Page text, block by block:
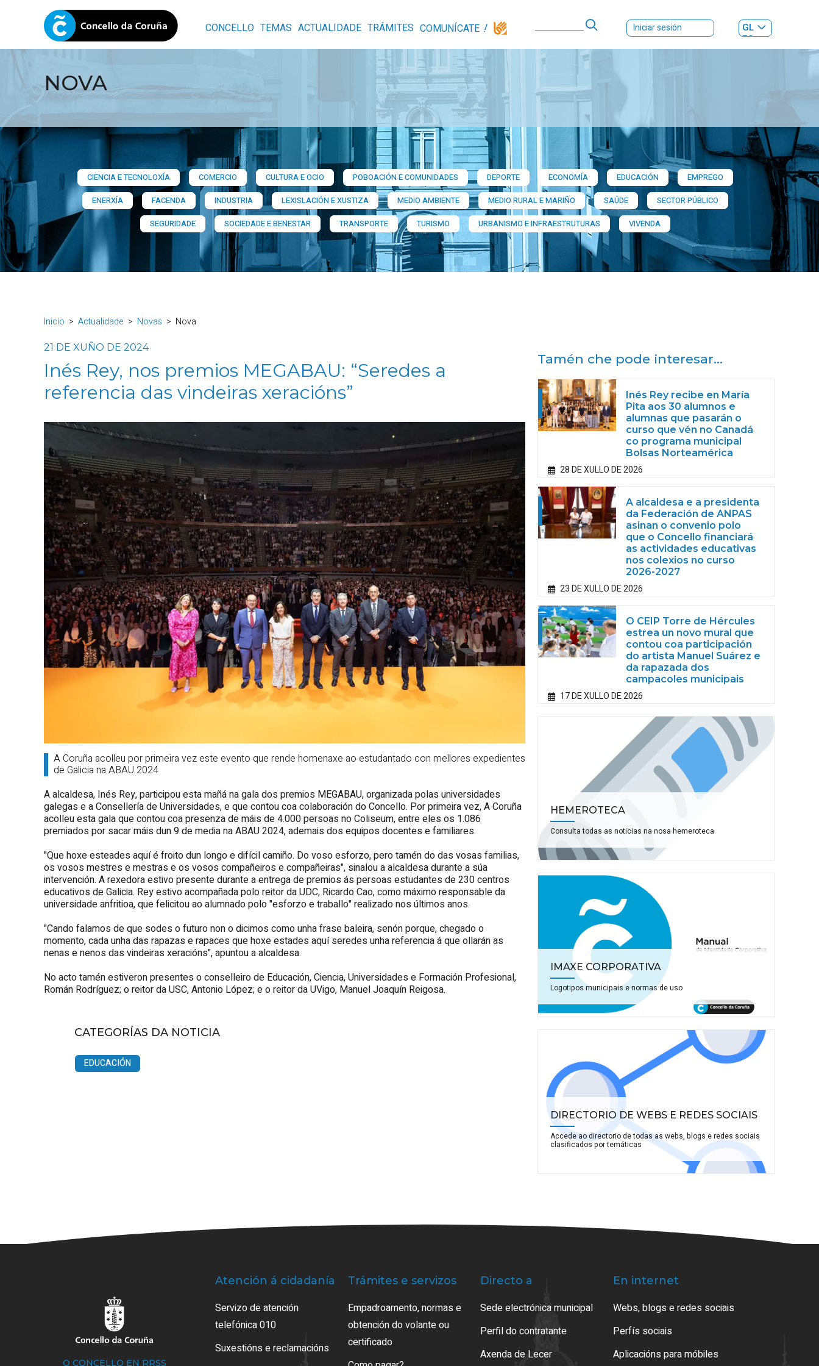
CONCELLO TEMAS ACTUALIDADE TRÁMITES COMUNÍCATE Iniciar sesión
GL
ES|
NOVA
CIENCIA E TECNOLOXÍA COMERCIO CULTURA E OCIO POBOACIÓN E COMUNIDADES DEPORTE ECONOMÍA EDUCACIÓN
EMPREGO
ENERXÍA
FACENDA INDUSTRIA LEXISLACIÓN E XUSTIZA MEDIO AMBIENTE MEDIO RURAL E MARIÑO SAÚDE
SECTOR PÚBLICO
SEGURIDADE
SOCIEDADE E BENESTAR TRANSPORTE TURISMO URBANISMO E INFRAESTRUTURAS VIVENDA
Inicio Actualidade Novas Nova
21 DE XUÑO DE 2024
Inés Rey, nos premios MEGABAU: “Seredes a
referencia das vindeiras xeracións”
A Coruña acolleu por primeira vez este evento que rende homenaxe ao estudantado con mellores expedientes
de Galicia na ABAU 2024
A alcaldesa, Inés Rey, participou esta mañá na gala dos premios MEGABAU, organizada polas universidades
galegas e a Consellería de Universidades, e que contou coa colaboración do Concello. Por primeira vez, A Coruña
acolleu esta gala que contou coa presenza de máis de 4.000 persoas no Coliseum, entre eles os 1.086
premiados por sacar máis dun 9 de media na ABAU 2024, ademais dos equipos docentes e familiares.
"Que hoxe esteades aquí é froito dun longo e difícil camiño. Do voso esforzo, pero tamén do das vosas familias,
os vosos mestres e mestras e os vosos compañeiros e compañeiras", sinalou a alcaldesa durante a súa
intervención. A rexedora estivo presente durante a entrega de premios ás persoas estudantes de 230 centros
educativos de Galicia. Rey estivo acompañada polo reitor da UDC, Ricardo Cao, como máximo responsable da
universidade anfritioa, que felicitou ao alumnado polo "esforzo e traballo" realizado nos últimos anos.
"Cando falamos de que sodes o futuro non o dicimos como unha frase baleira, senón porque, chegado o
momento, cada unha das rapazas e rapaces que hoxe estades aquí seredes unha referencia á que ollarán as
nenas e nenos das vindeiras xeracións", apuntou a alcaldesa.
No acto tamén estiveron presentes o conselleiro de Educación, Ciencia, Universidades e Formación Profesional,
Román Rodríguez; o reitor da USC, Antonio López; e o reitor da UVigo, Manuel Joaquín Reigosa.
CATEGORÍAS DA NOTICIA
EDUCACIÓN
Tamén che pode interesar...
Inés Rey recibe en María
Pita aos 30 alumnos e
alumnas que pasarán o
curso que vén no Canadá
co programa municipal
Bolsas Norteamérica
28 DE XULLO DE 2026
A alcaldesa e a presidenta
da Federación de ANPAS
asinan o convenio polo
que o Concello financiará
as actividades educativas
nos colexios no curso
2026-2027
23 DE XULLO DE 2026
O CEIP Torre de Hércules
estrea un novo mural que
contou coa participación
do artista Manuel Suárez e
da rapazada dos
campacoles municipais
17 DE XULLO DE 2026
HEMEROTECA
Consulta todas as noticias na nosa hemeroteca
IMAXE CORPORATIVA
Logotipos municipais e normas de uso
DIRECTORIO DE WEBS E REDES SOCIAIS
Accede ao directorio de todas as webs, blogs e redes sociais
clasificados por temáticas
O CONCELLO EN RRSS
Atención á cidadanía
Servizo de atención
telefónica 010
Suxestións e reclamacións
Trámites e servizos
Empadroamento, normas e
obtención do volante ou
certificado
Directo a
Sede electrónica municipal
Perfil do contratante
Axenda de Lecer
En internet
Webs, blogs e redes sociais
Perfís sociais
Aplicacións para móbiles